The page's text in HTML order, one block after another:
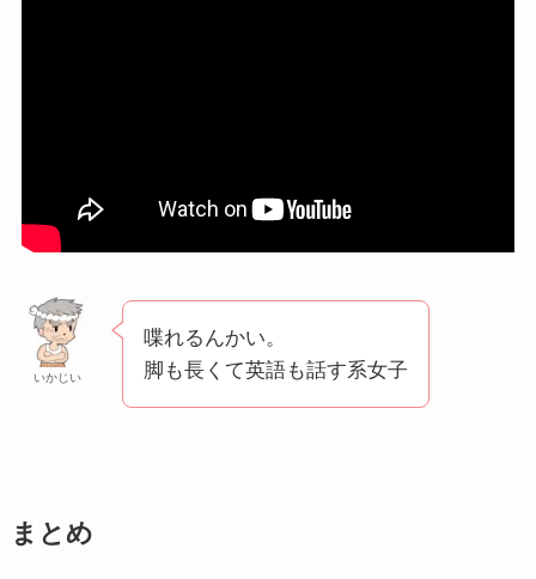
いかじい
喋れるんかい。
脚も長くて英語も話す系女子
まとめ